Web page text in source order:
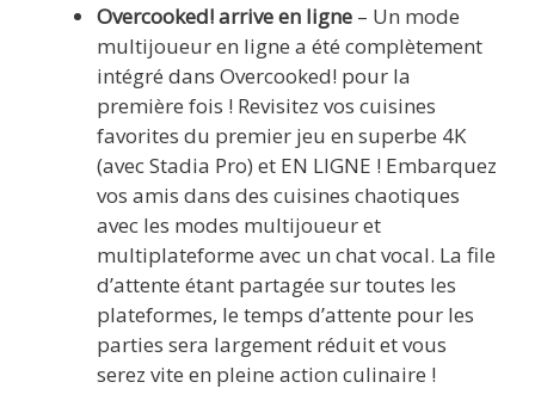
Overcooked! arrive en ligne – Un mode
multijoueur en ligne a été complètement
intégré dans Overcooked! pour la
première fois ! Revisitez vos cuisines
favorites du premier jeu en superbe 4K
(avec Stadia Pro) et EN LIGNE ! Embarquez
vos amis dans des cuisines chaotiques
avec les modes multijoueur et
multiplateforme avec un chat vocal. La file
d’attente étant partagée sur toutes les
plateformes, le temps d’attente pour les
parties sera largement réduit et vous
serez vite en pleine action culinaire !